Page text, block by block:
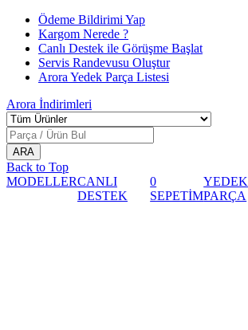
Ödeme Bildirimi Yap
Kargom Nerede ?
Canlı Destek ile Görüşme Başlat
Servis Randevusu Oluştur
Arora Yedek Parça Listesi
Arora İndirimleri
Back to Top
MODELLERCANLI
DESTEK
0
SEPETİM
YEDEK
PARÇA